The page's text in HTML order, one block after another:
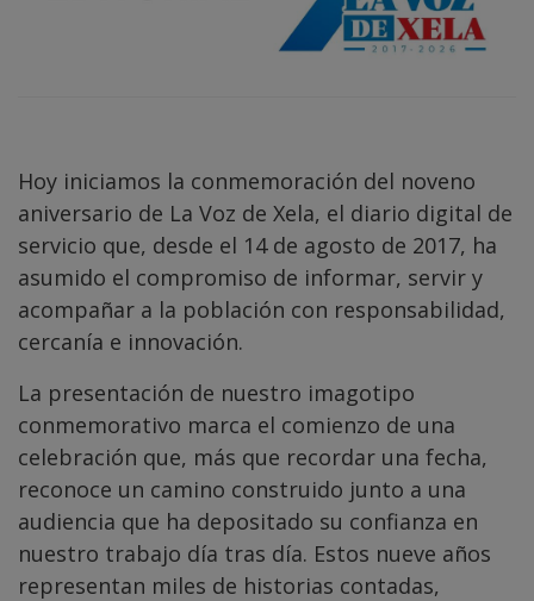
Hoy iniciamos la conmemoración del noveno
aniversario de La Voz de Xela, el diario digital de
servicio que, desde el 14 de agosto de 2017, ha
asumido el compromiso de informar, servir y
acompañar a la población con responsabilidad,
cercanía e innovación.
La presentación de nuestro imagotipo
conmemorativo marca el comienzo de una
celebración que, más que recordar una fecha,
reconoce un camino construido junto a una
audiencia que ha depositado su confianza en
nuestro trabajo día tras día. Estos nueve años
representan miles de historias contadas,